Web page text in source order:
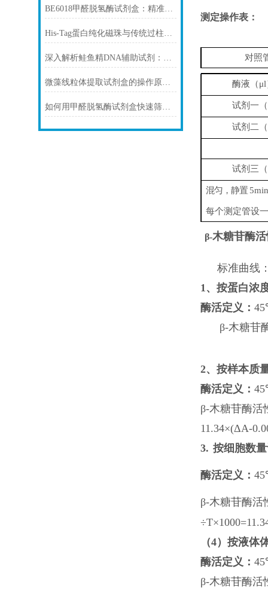
BE6018甲醛脱氢酶试剂盒：精准检测赋能多领域，标准化流程破解行业痛点
His-Tag蛋白纯化磁珠与传统过柱层析纯化方式
深入解析鲑鱼精DNA辅助试剂：原理、特性与规范操作
微藻线粒体提取试剂盒的操作原理与实验优化指南
如何用甲醛脱氢酶试剂盒快速筛查食品中甲醛残留？
测定操作表：
对照
酶液（μl
试剂一
试剂二
试剂三
混匀，静置
每个测定管设
β-木糖苷酶
标准曲线
1、按蛋白浓
酶活定义：
β-木糖苷
2、按样本质
酶活定义：
β-木糖苷酶活
11.34×(ΔA-
3. 按细胞数
酶活定义：
β-木糖苷酶活
（4） 按液体
酶活定义：
β-木糖苷酶活